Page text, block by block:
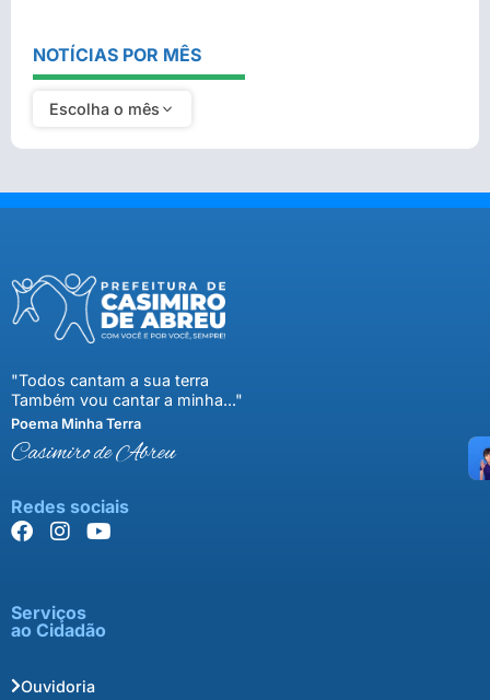
NOTÍCIAS POR MÊS
Escolha o mês
"Todos cantam a sua terra
Também vou cantar a minha..."
Poema Minha Terra
Casimiro de Abreu
Redes sociais
Serviços
ao Cidadão
Ouvidoria